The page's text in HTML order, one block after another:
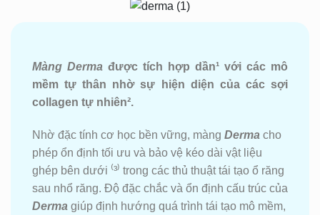
Màng Derma được tích hợp dần¹ với các mô
mềm tự thân nhờ sự hiện diện của các sợi
collagen tự nhiên².
Nhờ đặc tính cơ học bền vững, màng Derma cho
phép ổn định tối ưu và bảo vệ kéo dài vật liệu
ghép bên dưới ⁽³⁾ trong các thủ thuật tái tạo ổ răng
sau nhổ răng. Độ đặc chắc và ổn định cấu trúc của
Derma giúp định hướng quá trình tái tạo mô mềm,